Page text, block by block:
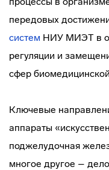
передовых
систем НИУ МИЭТ в
регуляции и
сфер
Ключевые
аппараты
поджелудочная
многое другое –